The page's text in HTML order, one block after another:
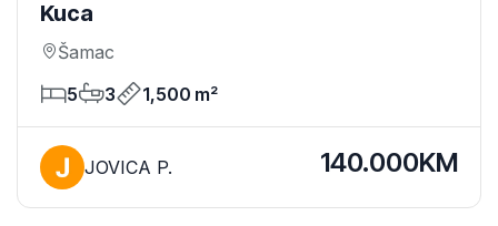
Kuca
Šamac
5
3 1,500 m²
JOVICA P. 140.000KM